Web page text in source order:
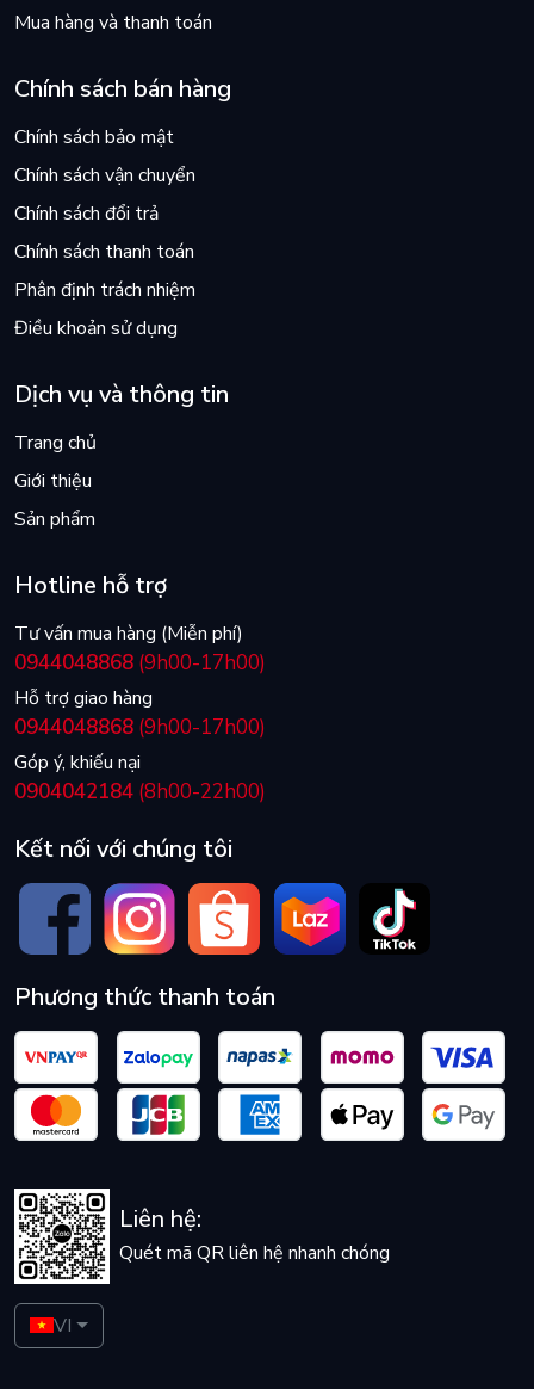
Mua hàng và thanh toán
Chính sách bán hàng
Chính sách bảo mật
Chính sách vận chuyển
Chính sách đổi trả
Chính sách thanh toán
Phân định trách nhiệm
Điều khoản sử dụng
Dịch vụ và thông tin
Trang chủ
Giới thiệu
Sản phẩm
Hotline hỗ trợ
Tư vấn mua hàng (Miễn phí)
0944048868 (9h00-17h00)
Hỗ trợ giao hàng
0944048868 (9h00-17h00)
Góp ý, khiếu nại
0904042184 (8h00-22h00)
Kết nối với chúng tôi
Phương thức thanh toán
Liên hệ:
Quét mã QR liên hệ nhanh chóng
VI